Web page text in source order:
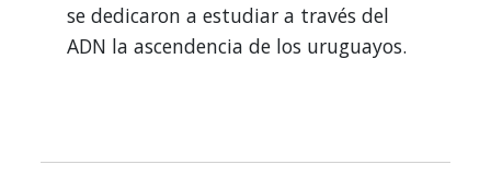
se dedicaron a estudiar a través del
ADN la ascendencia de los uruguayos.